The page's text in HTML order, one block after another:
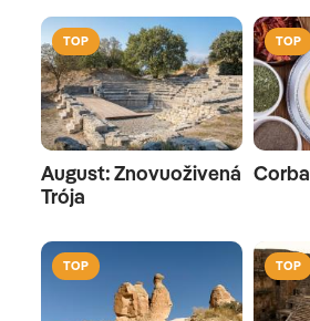
TOP
August: Znovuoživená
Trója
TOP
Corba
TOP TOP